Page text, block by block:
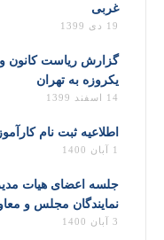
غربی
19 دی 1399
گزارش ریاست کانون
یکروزه به تهران
14 اسفند 1399
اطلاعیه ثبت نام
1 آبان 1400
جلسه اعضای هیات
نمایندگان مجلس و
3 آبان 1400